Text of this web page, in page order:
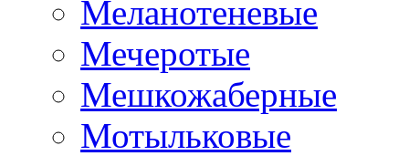
Меланотеневые
Мечеротые
Мешкожаберные
Мотыльковые